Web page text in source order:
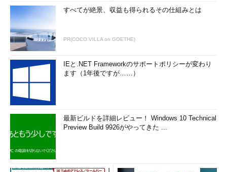
これらのパラメータを用いて、どのような計算を行えばよいの
か。PRFの生成アルゴリズムを
分と後半分に2分される。ラベルとシードはビット列を結合して
おく。そして、シークレット前半とラベル＋シード情報を
P_SHA-1関数に、それぞれ入力する。そして両関数の出力結果の
XOR（排他的論理和）をとったものがPRF関数の計算結果とす
すべてが絶景、収益も得られるその仕組みとは
PR(COCO VILLA on GOETHE)
IEと.NET Frameworkのサポートポリシーが変わり
ます（1年後ですが……）
最新ビルドを詳細レビュー！ Windows 10 Technical
Preview Build 9926がやってきた ...